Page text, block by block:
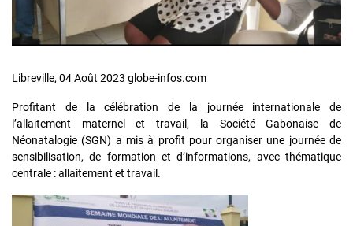
Libreville, 04 Août 2023 globe-infos.com
Profitant de la célébration de la journée internationale de
l’allaitement maternel et travail, la Société Gabonaise de
Néonatalogie (SGN) a mis à profit pour organiser une journée de
sensibilisation, de formation et d’informations, avec thématique
centrale : allaitement et travail.